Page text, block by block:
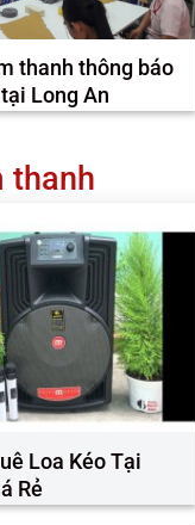
thanh thông báo
Long An
thanh
Thanh Sân